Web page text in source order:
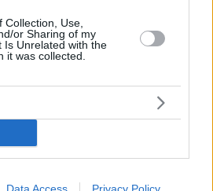
Use,
or Sharing of my
Is Unrelated with the
it was collected.
Data Access Privacy Policy
Northern Heights Candy